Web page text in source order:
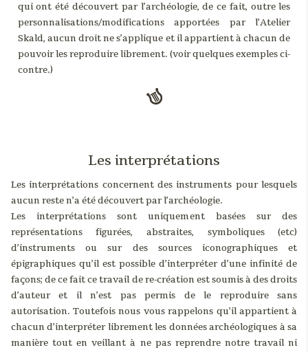
qui ont été découvert par l’archéologie, de ce fait, outre les
personnalisations/modifications apportées par l’Atelier
Skald, aucun droit ne s’applique et il appartient à chacun de
pouvoir les reproduire librement. (voir quelques exemples ci-
contre.)
Les interprétations
Les interprétations concernent des instruments pour lesquels
aucun reste n’a été découvert par l’archéologie.
Les interprétations sont uniquement basées sur des
représentations figurées, abstraites, symboliques (etc)
d’instruments ou sur des sources iconographiques et
épigraphiques qu’il est possible d’interpréter d’une infinité de
façons; de ce fait ce travail de re-création est soumis à des droits
d’auteur et il n’est pas permis de le reproduire sans
autorisation. Toutefois nous vous rappelons qu’il appartient à
chacun d’interpréter librement les données archéologiques à sa
manière tout en veillant à ne pas reprendre notre travail ni